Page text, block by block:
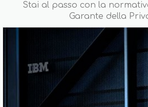
Stai al passo con la
Garante della